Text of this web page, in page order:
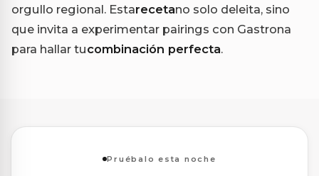
orgullo regional. Estarecetano solo deleita, sino
que invita a experimentar pairings con Gastrona
para hallar tucombinación perfecta.
Pruébalo esta noche